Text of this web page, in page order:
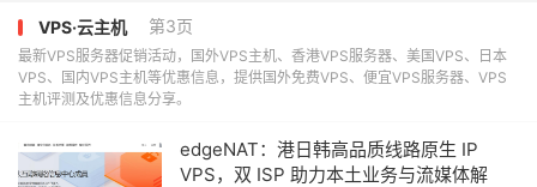
VPS·云主机 第3页
最新VPS服务器促销活动，国外VPS主机、香港VPS服务器、美国VPS、日本
VPS、国内VPS主机等优惠信息，提供国外免费VPS、便宜VPS服务器、VPS
主机评测及优惠信息分享。
edgeNAT：港日韩高品质线路原生 IP
VPS，双 ISP 助力本土业务与流媒体解